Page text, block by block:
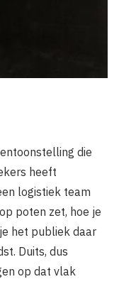
die
heeft
logistiek team
poten zet, hoe je
het publiek daar
Duits, dus
op dat vlak